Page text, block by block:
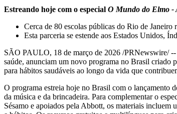
Estreando hoje com o especial O Mundo do Elmo -
Cerca de 80 escolas públicas do Rio de Janeiro
Esta parceria se estende aos Estados Unidos,
SÃO PAULO, 18 de março de 2026 /PRNewswire/ --
saúde, anunciam um novo programa no Brasil criado
para hábitos saudáveis ao longo da vida que
O programa estreia hoje no Brasil com o lançamento
da música e da brincadeira. Para complementar o
Sésamo e apoiados pela Abbott, os materiais